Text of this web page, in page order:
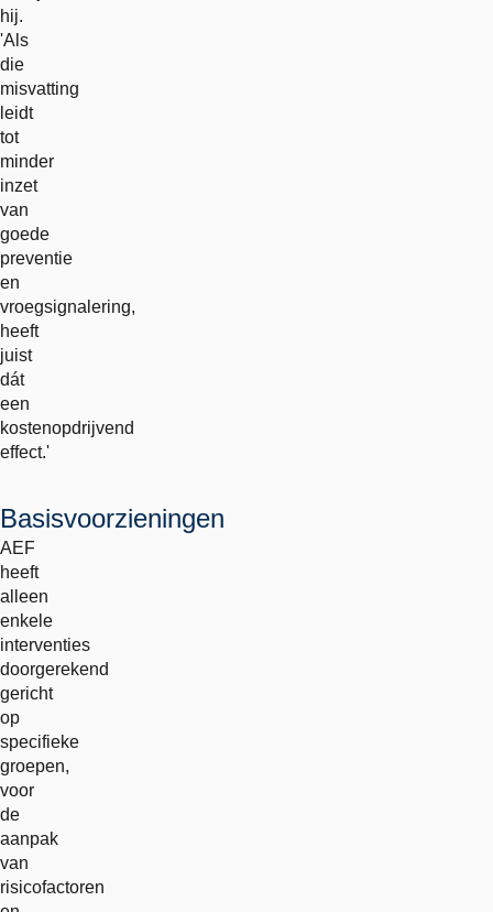
hij.
'Als
die
misvatting
leidt
tot
minder
inzet
van
goede
preventie
en
vroegsignalering,
heeft
juist
dát
een
kostenopdrijvend
effect.'
Basisvoorzieningen
AEF
heeft
alleen
enkele
interventies
doorgerekend
gericht
op
specifieke
groepen,
voor
de
aanpak
van
risicofactoren